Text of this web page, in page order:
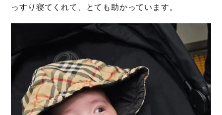
っすり寝てくれて、とても助かっています。